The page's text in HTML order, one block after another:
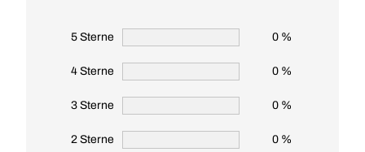
5 Sterne 0 %
4 Sterne 0 %
3 Sterne 0 %
2 Sterne 0 %